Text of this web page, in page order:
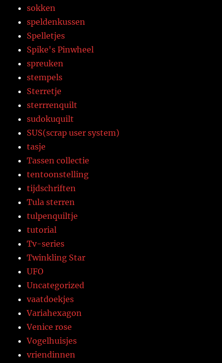
sokken
speldenkussen
Spelletjes
Spike's Pinwheel
spreuken
stempels
Sterretje
sterrrenquilt
sudokuquilt
SUS(scrap user system)
tasje
Tassen collectie
tentoonstelling
tijdschriften
Tula sterren
tulpenquiltje
tutorial
Tv-series
Twinkling Star
UFO
Uncategorized
vaatdoekjes
Variahexagon
Venice rose
Vogelhuisjes
vriendinnen